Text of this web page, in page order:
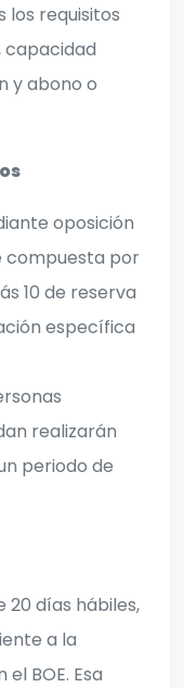
los requisitos
capacidad
y abono o
oposición
compuesta por
10 de reserva
específica
realizarán
periodo de
20 días hábiles,
a la
BOE. Esa